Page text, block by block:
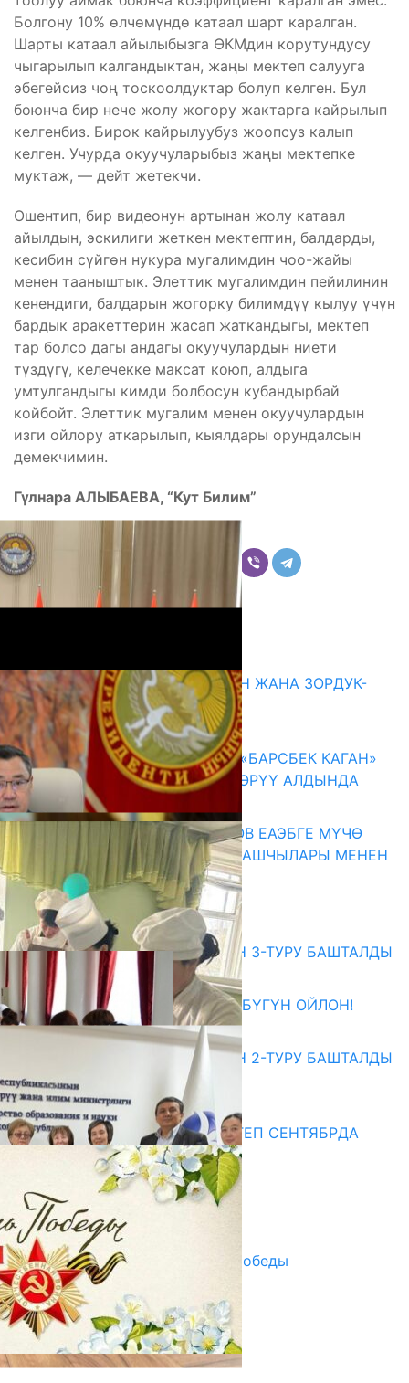
Болгону 10% өлчөмүндө катаал шарт каралган.
Шарты катаал айылыбызга ӨКМдин корутундусу
чыгарылып калгандыктан, жаңы мектеп салууга
эбегейсиз чоң тоскоолдуктар болуп келген. Бул
боюнча бир нече жолу жогору жактарга кайрылып
келгенбиз. Бирок кайрылуубуз жоопсуз калып
келген. Учурда окуучуларыбыз жаңы мектепке
муктаж, — дейт жетекчи.
Ошентип, бир видеонун артынан жолу катаал
айылдын, эскилиги жеткен мектептин, балдарды,
кесибин сүйгөн нукура мугалимдин чоо-жайы
менен тааныштык. Элеттик мугалимдин пейилинин
кенендиги, балдарын жогорку билимдүү кылуу үчүн
бардык аракеттерин жасап жаткандыгы, мектеп
тар болсо дагы андагы окуучулардын ниети
түздүгү, келечекке максат коюп, алдыга
умтулгандыгы кимди болбосун кубандырбай
койбойт. Элеттик мугалим менен окуучулардын
изги ойлору аткарылып, кыялдары орундалсын
демекчимин.
Гүлнара АЛЫБАЕВА, “Кут Билим”
Комментарийлер
ГЕНДЕРДИК БАСМЫРЛООДОН ЖАНА ЗОРДУК-
ЗОМБУЛУКТАН КОРГОО
07.08.2026
КЫРГЫЗ ТАРЫХЫ ТАСМАДА: «БАРСБЕК КАГАН»
КӨРКӨМ ТАСМАСЫ ЖАРЫК КӨРҮҮ АЛДЫНДА
07.08.2026
ПРЕЗИДЕНТ САДЫР ЖАПАРОВ ЕАЭБГЕ МҮЧӨ
МАМЛЕКЕТТЕРДИН ӨКМӨТ БАШЧЫЛАРЫ МЕНЕН
ЖОЛУГУШТУ
07.08.2026
Абитуриент
ЖОЖДОРГО КАБЫЛ АЛУУНУН 3-ТУРУ БАШТАЛДЫ
27.07.2026
ӨЗҮҢДҮН КЕЛЕЧЕГИҢ ҮЧҮН БҮГҮН ОЙЛОН!
20.07.2026
ЖОЖДОРГО КАБЫЛ АЛУУНУН 2-ТУРУ БАШТАЛДЫ
20.07.2026
Медиа
СУЗАКТА 750 ОРУНДУУ МЕКТЕП СЕНТЯБРДА
ПАЙДАЛАНУУГА БЕРИЛЕТ
07.08.2025
Улуу Жеңиштин жандуу сөзү
29.04.2025
Награды в преддверии Дня Победы
29.04.2025